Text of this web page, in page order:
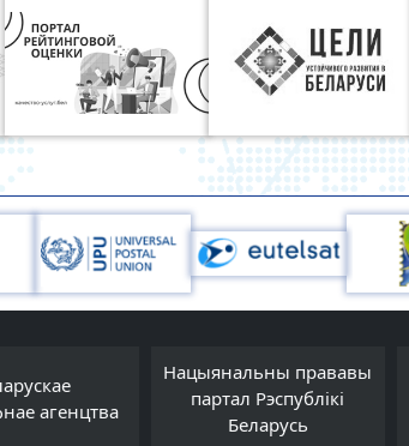
агенцтва
Нацыянальны прававы
партал Рэспублікі
Беларусь